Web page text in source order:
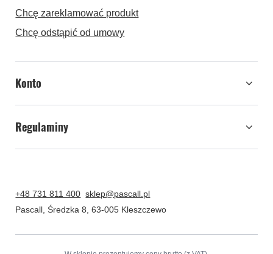
Chcę zareklamować produkt
Chcę odstąpić od umowy
Konto
Regulaminy
+48 731 811 400 sklep@pascall.pl
Pascall ,Średzka 8 ,63-005 Kleszczewo